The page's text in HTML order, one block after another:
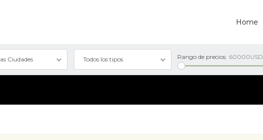
Home
Ciudades Todos los tipos Rango de precios: 60000USD